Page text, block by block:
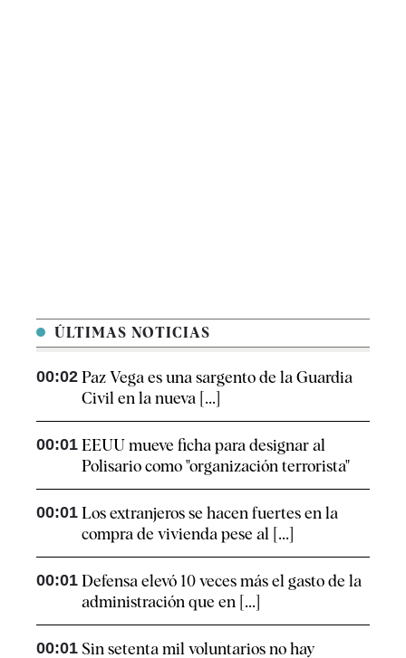
ÚLTIMAS NOTICIAS
00:02 Paz Vega es una sargento de la Guardia
Civil en la nueva [...]
00:01 EEUU mueve ficha para designar al
Polisario como "organización terrorista"
00:01 Los extranjeros se hacen fuertes en la
compra de vivienda pese al [...]
00:01 Defensa elevó 10 veces más el gasto de la
administración que en [...]
00:01 Sin setenta mil voluntarios no hay